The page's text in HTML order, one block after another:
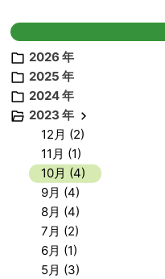
2026 年
2025 年
2024 年
2023 年
12月 (2)
11月 (1)
10月 (4)
9月 (4)
8月 (4)
7月 (2)
6月 (1)
5月 (3)